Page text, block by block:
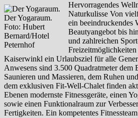
Der Yogaraum.
Foto: Hubert
Bernard/Hotel
Peternhof
Hervorragendes
Naturkulisse Von
ein beeindruckendes
Beautyangebot bis
und zahlreichen
Kaiserwinkl ein Urlaubsziel für alle
Anwesens sind 3.500 Quadratmeter dem
Saunieren und Massieren, dem Ruhen
dem exklusiven Fit-Well-Chalet finden
Ebenen modernste Fitnessgeräte, einen
sowie einen Funktionalraum zur
Fertigkeiten. Ein kompetentes